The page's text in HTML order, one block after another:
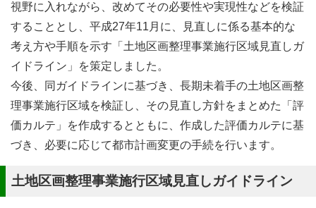
視野に入れながら、改めてその必要性や実現性などを検証
することとし、平成27年11月に、見直しに係る基本的な
考え方や手順を示す「土地区画整理事業施行区域見直しガ
イドライン」を策定しました。
今後、同ガイドラインに基づき、長期未着手の土地区画整
理事業施行区域を検証し、その見直し方針をまとめた「評
価カルテ」を作成するとともに、作成した評価カルテに基
づき、必要に応じて都市計画変更の手続を行います。
土地区画整理事業施行区域見直しガイドライン